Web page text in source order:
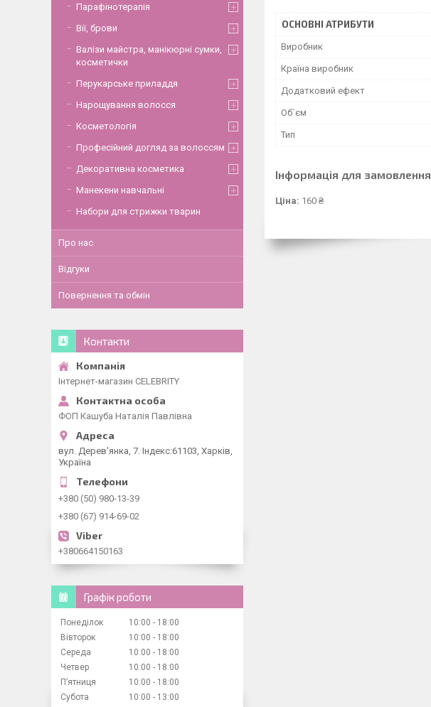
ОСНОВНІ АТРИБУТИ
Виробник
Країна виробник
Додатковий ефект
Об`єм
Тип
Інформація для замовлення
Ціна: 160 ₴
Парафінотерапія
Вії, брови
Валізи майстра, манікюрні сумки,
косметички
Перукарське приладдя
Нарощування волосся
Косметологія
Професійний догляд за волоссям
Декоративна косметика
Манекени навчальні
Набори для стрижки тварин
Про нас
Відгуки
Повернення та обмін
Контакти
Інтернет-магазин CELEBRITY
ФОП Кашуба Наталія Павлівна
вул. Дерев'янка, 7. Індекс:61103, Харків,
Україна
+380 (50) 980-13-39
+380 (67) 914-69-02
+380664150163
Графік роботи
Понеділок 10:00
18:00
Вівторок
10:00
18:00
Середа
10:00
18:00
Четвер
10:00
18:00
Пʼятниця
10:00
18:00
Субота
10:00 13:00